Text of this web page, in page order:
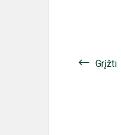
Grįžti